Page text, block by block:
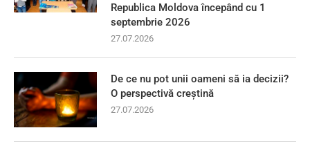
Republica Moldova începând cu 1
septembrie 2026
27.07.2026
De ce nu pot unii oameni să ia decizii?
O perspectivă creștină
27.07.2026